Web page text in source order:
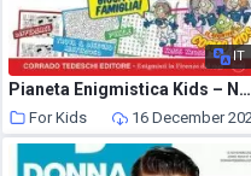
IT
Pianeta Enigmistica Kids – Novembre-Dicembre 2020
For Kids 16 December